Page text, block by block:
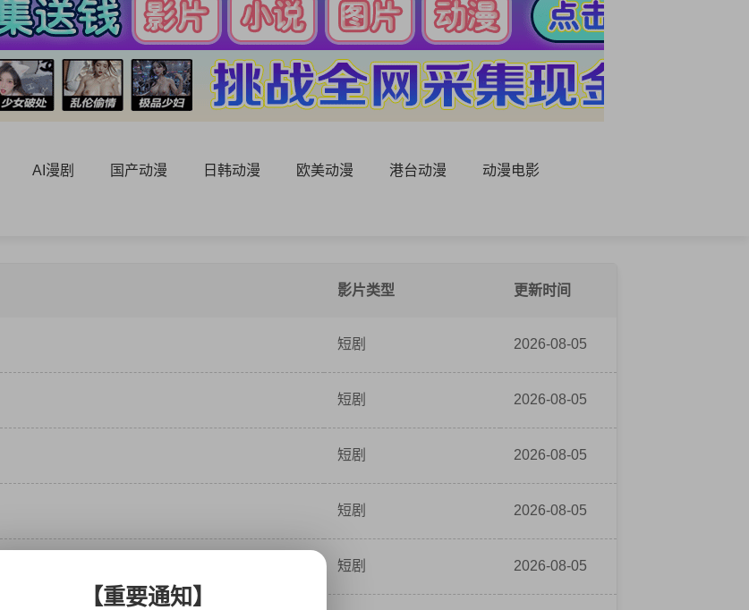
AI漫剧 国产动漫 日韩动漫 欧美动漫 港台动漫 动漫电影
影片类型 更新时间
短剧 2026-08-05
短剧 2026-08-05
短剧 2026-08-05
短剧 2026-08-05
短剧 2026-08-05
【重要通知】